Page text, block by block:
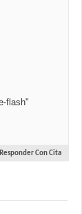
flash"
Responder Con Cita